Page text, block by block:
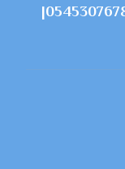
شركة تنظيف فلل في العين |0545307678|